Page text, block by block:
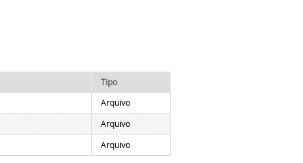
Tipo
Arquivo
Arquivo
Arquivo